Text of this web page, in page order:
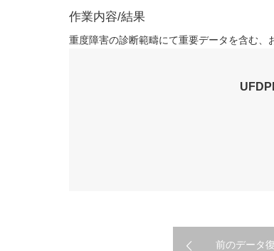
作業内容/結果
重度障害の診断範疇にて重要データを含む、
前のデータ